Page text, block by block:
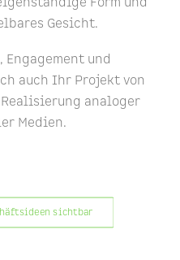
Gesicht.
und
auch Ihr Projekt von
analoger
Medien.
sichtbar